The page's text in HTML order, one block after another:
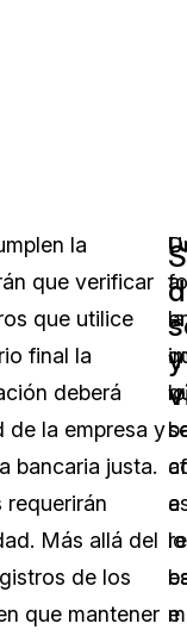
la
que verificar
que utilice
final la
deberá
de la empresa y
bancaria justa.
Más allá del
de los
que mantener
a
la
a
e
y